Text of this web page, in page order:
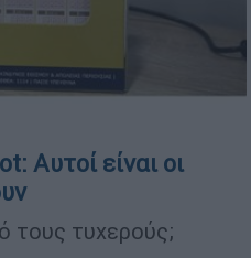
Αυτοί είναι οι
τους τυχερούς;